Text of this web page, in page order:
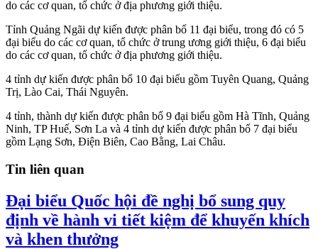
do các cơ quan, tổ chức ở địa phương giới thiệu.
Tỉnh Quảng Ngãi dự kiến được phân bổ 11 đại biểu, trong đó có 5
đại biểu do các cơ quan, tổ chức ở trung ương giới thiệu, 6 đại biểu
do các cơ quan, tổ chức ở địa phương giới thiệu.
4 tỉnh dự kiến được phân bổ 10 đại biểu gồm Tuyên Quang, Quảng
Trị, Lào Cai, Thái Nguyên.
4 tỉnh, thành dự kiến được phân bổ 9 đại biểu gồm Hà Tĩnh, Quảng
Ninh, TP Huế, Sơn La và 4 tỉnh dự kiến được phân bổ 7 đại biểu
gồm Lạng Sơn, Điện Biên, Cao Bằng, Lai Châu.
Tin liên quan
Đại biểu Quốc hội đề nghị bổ sung quy
định về hành vi tiết kiệm để khuyến khích
và khen thưởng